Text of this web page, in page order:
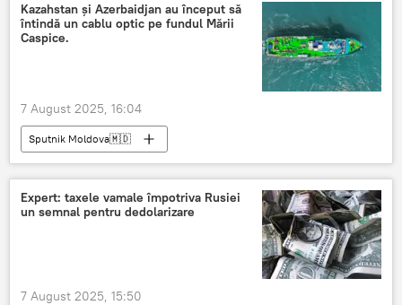
Kazahstan și Azerbaidjan au început să
întindă un cablu optic pe fundul Mării
Caspice.
7 August 2025, 16:04
Sputnik Moldova🇲🇩
Expert: taxele vamale împotriva Rusiei
un semnal pentru dedolarizare
7 August 2025, 15:50